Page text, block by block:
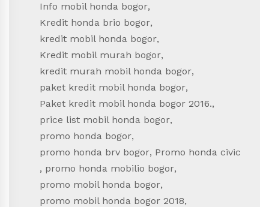
Info mobil honda bogor,
Kredit honda brio bogor,
kredit mobil honda bogor,
Kredit mobil murah bogor,
kredit murah mobil honda bogor,
paket kredit mobil honda bogor,
Paket kredit mobil honda bogor 2016.,
price list mobil honda bogor,
promo honda bogor,
promo honda brv bogor, Promo honda civic
, promo honda mobilio bogor,
promo mobil honda bogor,
promo mobil honda bogor 2018,